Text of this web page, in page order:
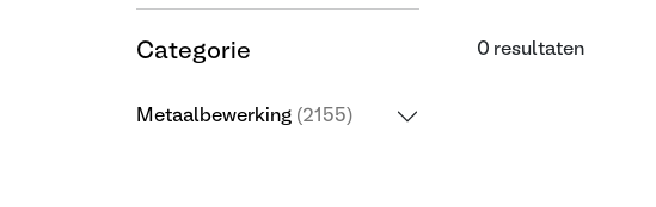
Categorie
Metaalbewerking (2155)
0 resultaten